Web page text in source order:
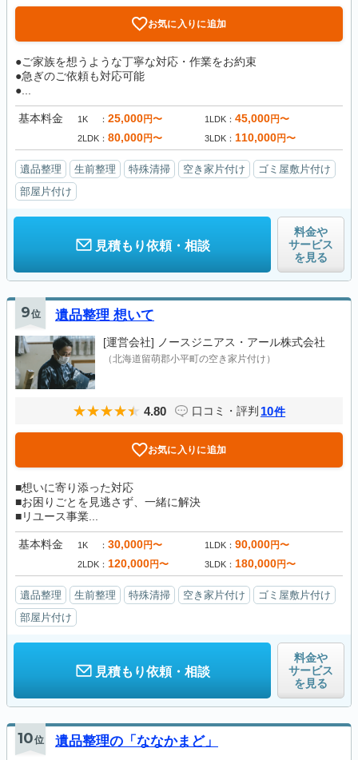
お気に入りに追加
●ご家族を想うような丁寧な対応・作業をお約束
●急ぎのご依頼も対応可能
●...
基本料金 1K 25,000円〜 1LDK 45,000円〜
2LDK 80,000円〜 3LDK 110,000円〜
遺品整理 生前整理 特殊清掃 空き家片付け
ゴミ屋敷片付け
部屋片付け
見積もり依頼・相談
料金や
サービス
を見る
9位 遺品整理 想いて
[運営会社] ノースジニアス・アール株式会社
（北海道留萌郡小平町の空き家片付け）
4.80 口コミ・評判 10件
お気に入りに追加
■想いに寄り添った対応
■お困りごとを見逃さず、一緒に解決
■リユース事業...
基本料金 1K 30,000円〜 1LDK 90,000円〜
2LDK 120,000円〜 3LDK 180,000円〜
遺品整理 生前整理 特殊清掃 空き家片付け
ゴミ屋敷片付け
部屋片付け
見積もり依頼・相談
料金や
サービス
を見る
10位 遺品整理の「ななかまど」